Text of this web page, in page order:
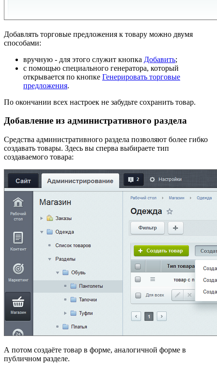
Добавлять торговые предложения к товару можно двумя
способами:
вручную - для этого служит кнопка Добавить;
с помощью специального генератора, который
открывается по кнопке Генерировать торговые
предложения.
По окончании всех настроек не забудьте сохранить товар.
Добавление из административного раздела
Средства административного раздела позволяют более гибко
создавать товары. Здесь вы сперва выбираете тип
создаваемого товара:
А потом создаёте товар в форме, аналогичной форме в
публичном разделе.